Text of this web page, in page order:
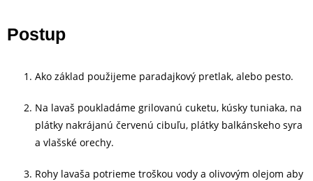
Postup
Ako základ použijeme paradajkový pretlak, alebo pesto.
Na lavaš poukladáme grilovanú cuketu, kúsky tuniaka, na
plátky nakrájanú červenú cibuľu, plátky balkánskeho syra
a vlašské orechy.
Rohy lavaša potrieme troškou vody a olivovým olejom aby